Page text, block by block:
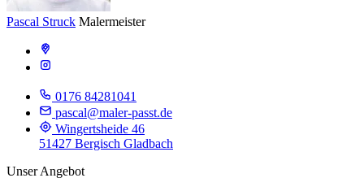
Pascal Struck Malermeister
0176 84281041
pascal@maler-passt.de
Wingertsheide 46
51427 Bergisch Gladbach
Unser Angebot